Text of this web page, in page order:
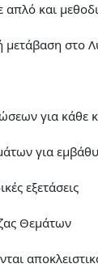
απλό και
μετάβαση στο
για κάθε
για
εξετάσεις
Θεμάτων